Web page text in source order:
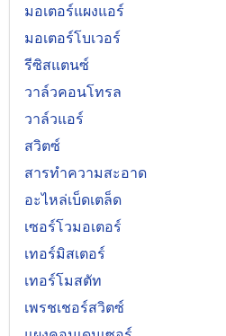
มอเตอร์แผงแอร์
มอเตอร์โบเวอร์
รีซิสแตนซ์
วาล์วคอนโทรล
วาล์วแอร์
สวิตซ์
สารทำความสะอาด
อะไหล่เบ็ดเตล็ด
เซอร์โวมอเตอร์
เทอร์มิสเตอร์
เทอร์โมสตัท
เพรชเชอร์สวิตซ์